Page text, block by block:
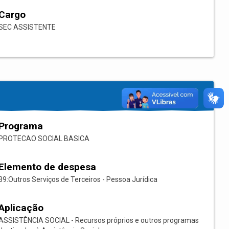
ASSISTENTE
SOCIAL BASICA
de despesa
Serviços de Terceiros - Pessoa Jurídica
SOCIAL - Recursos próprios e outros programas